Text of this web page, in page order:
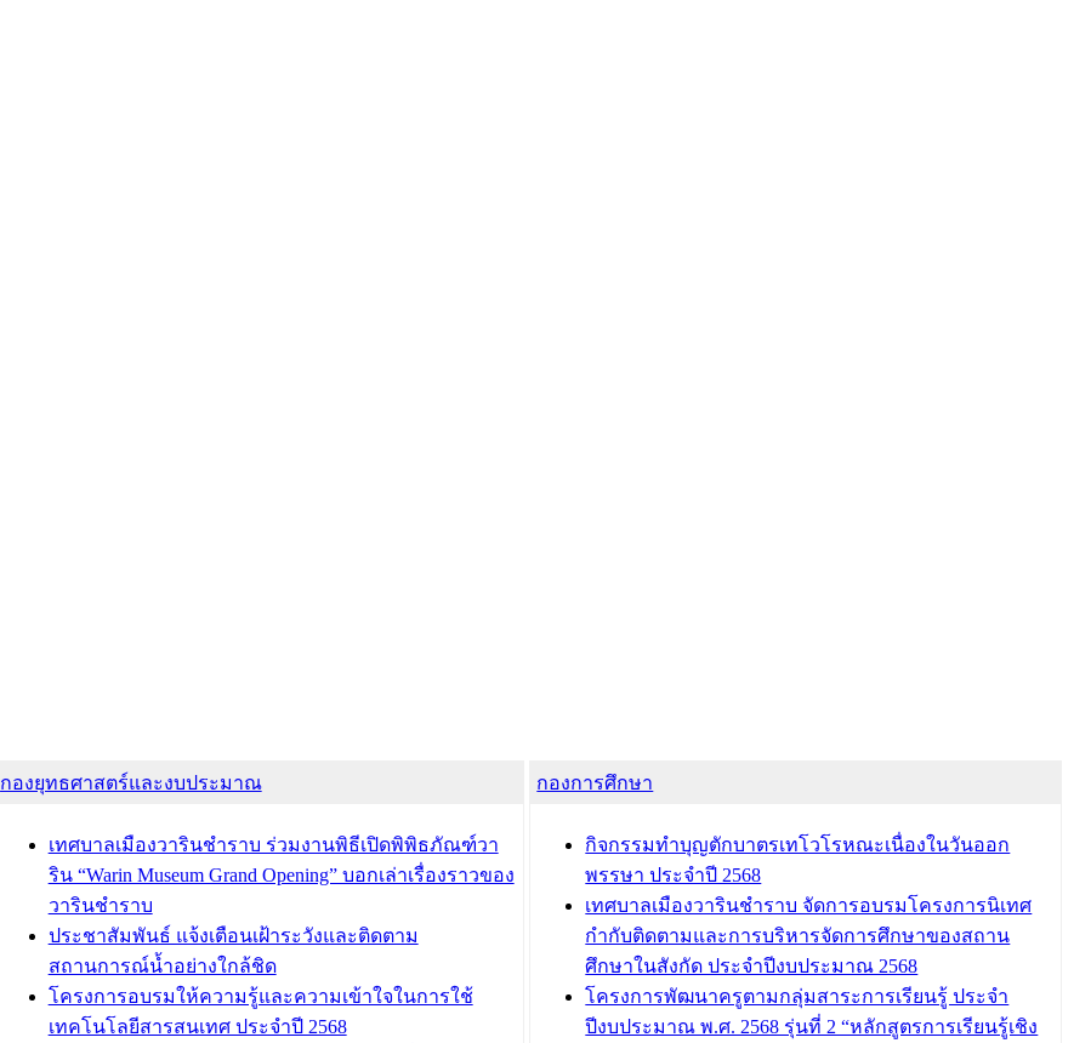
กองยุทธศาสตร์และงบประมาณ
เทศบาลเมืองวารินชำราบ ร่วมงานพิธีเปิดพิพิธภัณฑ์วา
ริน “Warin Museum Grand Opening” บอกเล่าเรื่องราวของ
วารินชำราบ
ประชาสัมพันธ์ แจ้งเตือนเฝ้าระวังและติดตาม
สถานการณ์น้ำอย่างใกล้ชิด
โครงการอบรมให้ความรู้และความเข้าใจในการใช้
เทคโนโลยีสารสนเทศ ประจำปี 2568
กองการศึกษา
กิจกรรมทำบุญตักบาตรเทโวโรหณะเนื่องในวันออก
พรรษา ประจำปี 2568
เทศบาลเมืองวารินชำราบ จัดการอบรมโครงการนิเทศ
กำกับติดตามและการบริหารจัดการศึกษาของสถาน
ศึกษาในสังกัด ประจำปีงบประมาณ 2568
โครงการพัฒนาครูตามกลุ่มสาระการเรียนรู้ ประจำ
ปีงบประมาณ พ.ศ. 2568 รุ่นที่ 2 “หลักสูตรการเรียนรู้เชิง